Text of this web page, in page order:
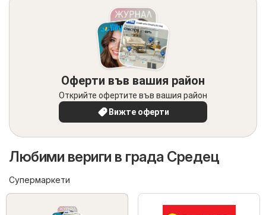
Оферти във вашия район
Открийте офертите във вашия район
Вижте оферти
Любими вериги в града Средец
Супермаркети